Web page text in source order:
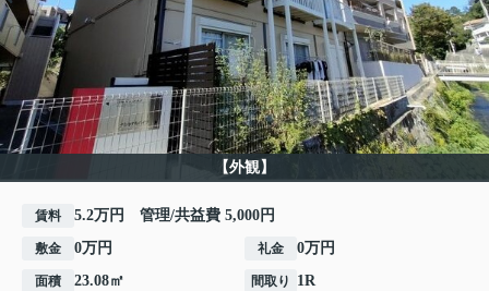
【外観】
賃料 5.2万円 管理/共益費 5,000円
敷金 0万円 礼金 0万円
面積 23.08㎡ 間取り 1R